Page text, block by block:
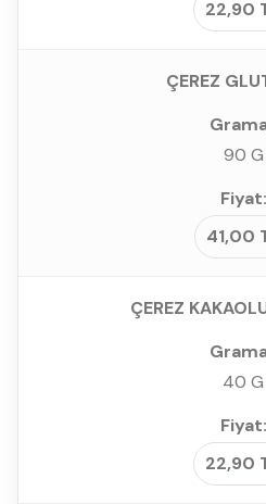
22,90
ÇEREZ
90 G
41,00
ÇEREZ
40 G
22,90